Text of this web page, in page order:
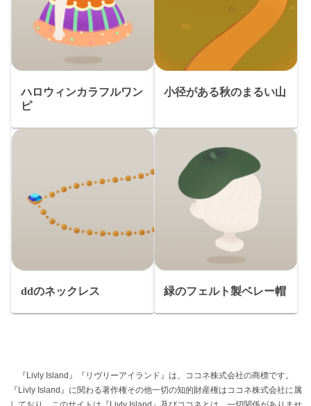
ハロウィンカラフルワン
ピ
小径がある秋のまるい山
ddのネックレス 緑のフェルト製ベレー帽
『Livly Island』『リヴリーアイランド』は、ココネ株式会社の商標です。
『Livly Island』に関わる著作権その他一切の知的財産権はココネ株式会社に属